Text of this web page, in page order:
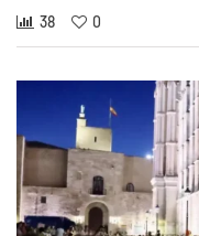
38 0